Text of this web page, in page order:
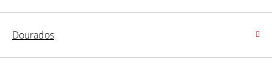
Dourados